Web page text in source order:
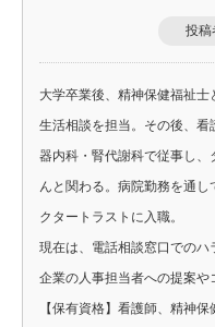
投稿
大学卒業後、精神保健福祉士
生活相談を担当。その後、
器内科・腎代謝科で従事し、
んと関わる。病院勤務を通
クタートラストに入職。
現在は、電話相談窓口でのハ
企業の人事担当者への提案や
【保有資格】看護師、精神